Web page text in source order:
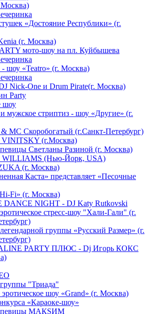
Москва)
«Достояние Республики» (г.
(г. Москва)
мото-шоу на пл. Куйбышева
- шоу «Teatro» (г. Москва)
Nick-One и Drum Pirate(г. Москва)
Party
шоу
мужское стриптиз - шоу «Другие» (г.
МС Скоробогатый (г.Санкт-Петербург)
(г.Москва)
Светланы Разиной (г. Москва)
WILLIAMS (Нью-Йорк, USA)
(г. Москва)
Каста» представляет «Песочные
Fi» (г. Москва)
DANCE NIGHT - DJ Katy Rutkovski
стресс-шоу "Хали-Гали" (г.
группы «Русский Размер» (г.
PARTY ПЛЮС - Dj Игорь КОКС
"Триада"
шоу «Grand» (г. Москва)
«Караоке-шоу»
певицы МАКSИМ